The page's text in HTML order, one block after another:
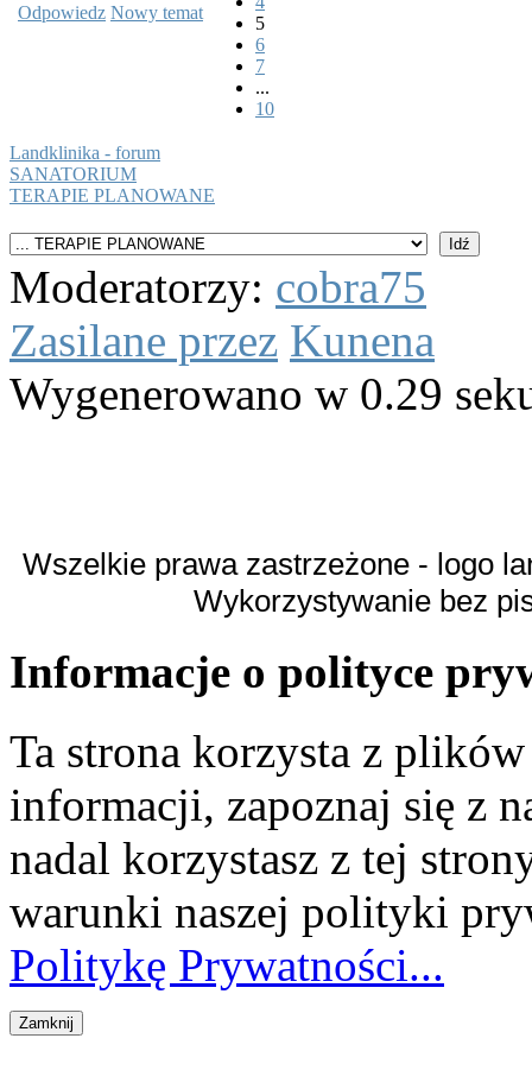
Odpowiedz Nowy temat
5
6
7
...
10
Landklinika - forum
SANATORIUM
TERAPIE PLANOWANE
Moderatorzy: cobra75
Zasilane przez Kunena
Wygenerowano w 0.29
Wszelkie prawa zastrzeżone - logo
Wykorzystywanie bez
Informacje o polityce
Ta strona korzysta z
informacji, zapoznaj się z
nadal korzystasz z tej
warunki naszej polityki
Politykę Prywatności...